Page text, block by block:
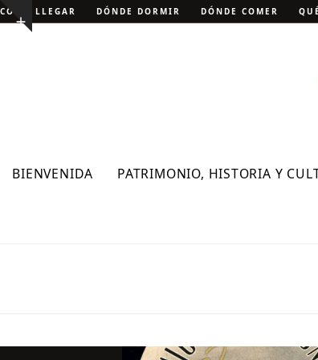
Skip
to Show
CÓMO LLEGAR DÓNDE DORMIR DÓNDE COMER
BIENVENIDA PATRIMONIO, HISTORIA Y